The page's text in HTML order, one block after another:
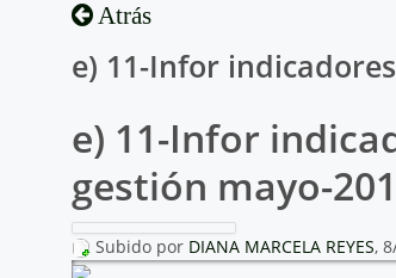
Atrás
e) 11-Infor
e) 11-Infor
gestión mayo-
Subido por DIANA MARCELA REYES,